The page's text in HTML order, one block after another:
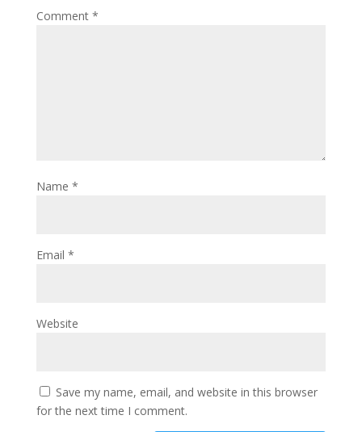
Comment *
Name *
Email *
Website
Save my name, email, and website in this browser
for the next time I comment.